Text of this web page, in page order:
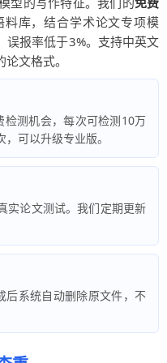
料库，结合学术论文专项模
误报率低于3%。支持中英文
文格式。
测机会，每次可检测10万
可以升级专业版。
实论文测试。我们定期更新
后系统自动删除原文件，不